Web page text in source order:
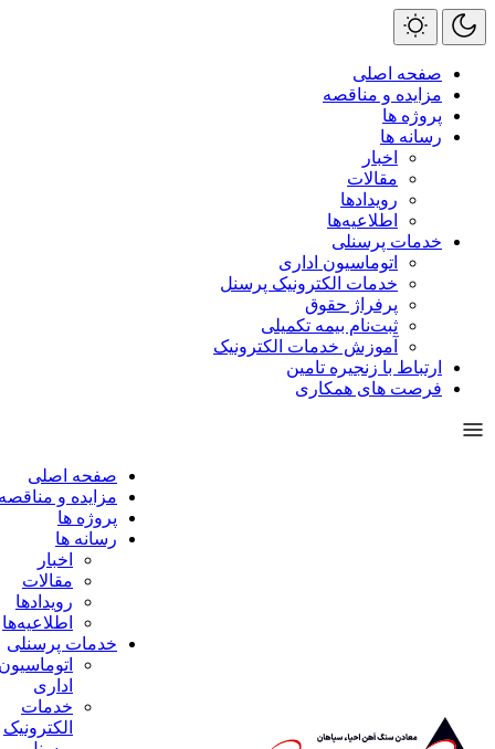
صفحه اصلی
مزایده و مناقصه
پروژه ها
رسانه ها
اخبار
مقالات
رویداد‌ها
اطلاعیه‌ها
خدمات پرسنلی
اتوماسیون اداری
خدمات الکترونیک پرسنل
پرفراژ حقوق
ثبت‌نام بیمه تکمیلی
آموزش خدمات الکترونیک
ارتباط با زنجیره تامین
فرصت های همکاری
صفحه اصلی
مزایده و مناقصه
پروژه ها
رسانه ها
اخبار
مقالات
رویداد‌ها
اطلاعیه‌ها
خدمات پرسنلی
اتوماسیون
اداری
خدمات
الکترونیک